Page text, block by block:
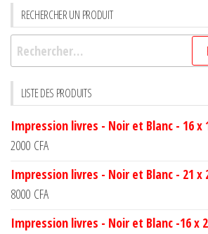
RECHERCHER UN PRODUIT
LISTE DES PRODUITS
Impression livres - Noir et Blanc - 16 x
2000 CFA
Impression livres - Noir et Blanc - 21 x
8000 CFA
Impression livres - Noir et Blanc -16 x